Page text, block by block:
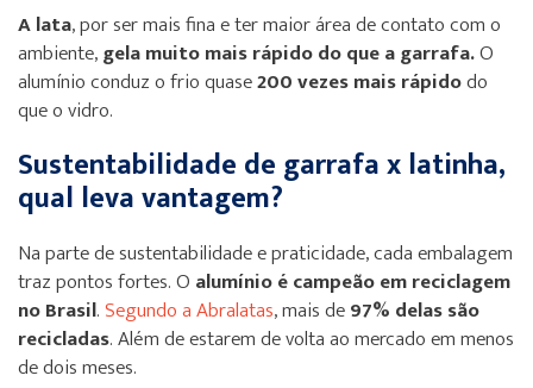
A lata, por ser mais fina e ter maior área de contato com o
ambiente,gela muito mais rápido do que a garrafa.O
alumínio conduz o frio quase200 vezes mais rápidodo
que o vidro.
Sustentabilidade de garrafa x latinha,
qual leva vantagem?
Na parte de sustentabilidade e praticidade, cada embalagem
traz pontos fortes. O alumínio é campeão em reciclagem
no Brasil.Segundo a Abralatas, mais de97% delas são
recicladas. Além de estarem de volta ao mercado em menos
de dois meses.